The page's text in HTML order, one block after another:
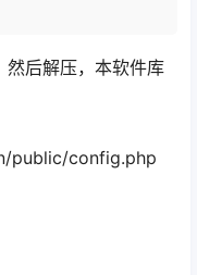
然后解压，本软件库
public/config.php